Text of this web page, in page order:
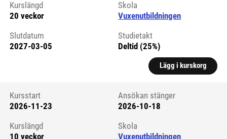
Kurslängd
20 veckor
Skola
Vuxenutbildningen
Slutdatum
2027-03-05
Studietakt
Deltid (25%)
Lägg i kurskorg
Kursstart 6326822
Kursstart
2026-11-23
Ansökan stänger
2026-10-18
Kurslängd
10 veckor
Skola
Vuxenutbildningen